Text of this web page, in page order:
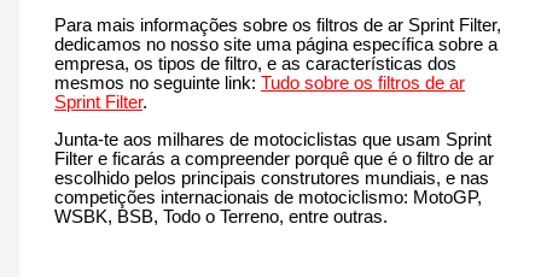
Para mais informações sobre os filtros de ar Sprint Filter,
dedicamos no nosso site uma página específica sobre a
empresa, os tipos de filtro, e as características dos
mesmos no seguinte link:Tudo sobre os filtros de ar
Sprint Filter.
Junta-te aos milhares de motociclistas que usam Sprint
Filter e ficarás a compreender porquê que é o filtro de ar
escolhido pelos principais construtores mundiais, e nas
competições internacionais de motociclismo: MotoGP,
WSBK, BSB, Todo o Terreno, entre outras.